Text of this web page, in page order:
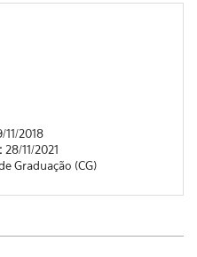
11/2018
28/11/2021
Graduação (CG)